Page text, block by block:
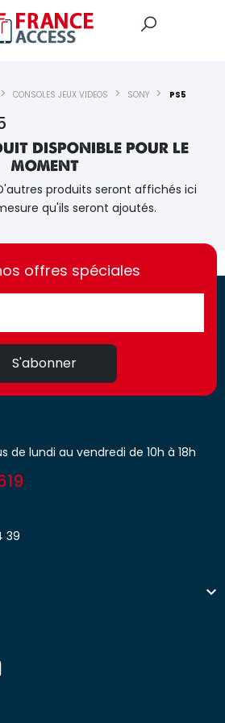
CONSOLES JEUX VIDEOS SONY PS5
disponible pour le
moment
produits seront affichés ici
qu'ils seront ajoutés.
offres spéciales
S'abonner
de lundi au vendredi de 10h à 18h
39
